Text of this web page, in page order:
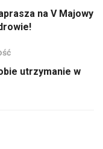
na V Majowy
utrzymanie w